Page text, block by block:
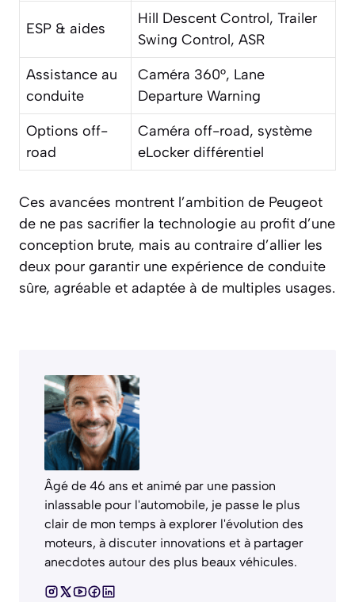
ESP & aides
Hill Descent Control, Trailer
Swing Control, ASR
Assistance au
conduite
Caméra 360°, Lane
Departure Warning
Options off-
road
Caméra off-road, système
eLocker différentiel
Ces avancées montrent l’ambition de Peugeot
de ne pas sacrifier la technologie au profit d’une
conception brute, mais au contraire d’allier les
deux pour garantir une expérience de conduite
sûre, agréable et adaptée à de multiples usages.
Âgé de 46 ans et animé par une passion
inlassable pour l'automobile, je passe le plus
clair de mon temps à explorer l'évolution des
moteurs, à discuter innovations et à partager
anecdotes autour des plus beaux véhicules.